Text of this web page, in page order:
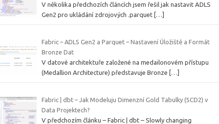
V několika předchozích článcích jsem řešil jak nastavit ADLS
Gen2 pro ukládání zdrojových .parquet […]
Fabric – ADLS Gen2 a Parquet – Nastavení Úložiště a Formát
Bronze Dat
V datové architektuře založené na medailonovém přístupu
(Medallion Architecture) představuje Bronze
[…]
Fabric | dbt – Jak Modeluju Dimenzní Gold Tabulky (SCD2) v
Data Projektech?
V předchozím článku – Fabric | dbt – Slowly changing